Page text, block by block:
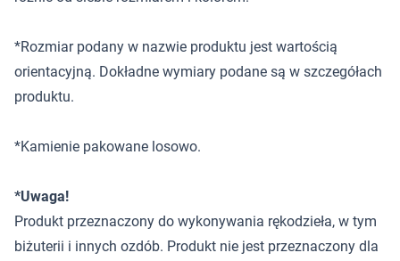
*Rozmiar podany w nazwie produktu jest wartością
orientacyjną. Dokładne wymiary podane są w szczegółach
produktu.
*Kamienie pakowane losowo.
*Uwaga!
Produkt przeznaczony do wykonywania rękodzieła, w tym
biżuterii i innych ozdób. Produkt nie jest przeznaczony dla